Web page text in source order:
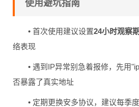
使用避坑指南
• 首次使用建议设置24小时观察期
络表现
• 遇到IP异常别急着报修，先用
否暴露了真实地址
• 定期更换安多协议，建议每季